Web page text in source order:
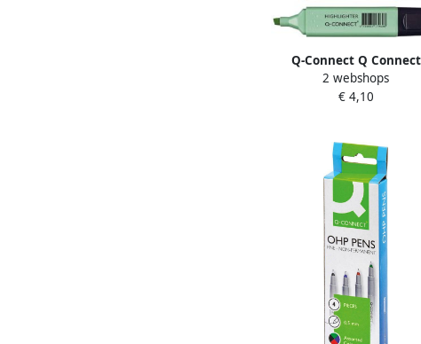
Q-Connect Q Connect
markeerstift pastel
geassorteerde kleuren pak
2 webshops
€ 4,10